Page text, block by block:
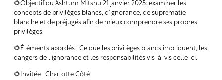
🌻Objectif du Ashtum Mitshu 21 janvier 2025: examiner les
concepts de privilèges blancs, d’ignorance, de suprématie
blanche et de préjugés afin de mieux comprendre ses propres
privilèges.
🌻Éléments abordés : Ce que les privilèges blancs impliquent, les
dangers de l’ignorance et les responsabilités vis-à-vis celle-ci.
🌻Invitée : Charlotte Côté